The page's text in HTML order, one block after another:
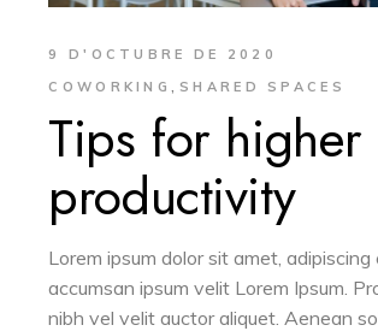
9 D'OCTUBRE DE 2020
COWORKING SHARED SPACES
Tips for higher
productivity
Lorem ipsum dolor sit amet, adipiscing
accumsan ipsum velit Lorem Ipsum.
nibh vel velit auctor aliquet. Aenean